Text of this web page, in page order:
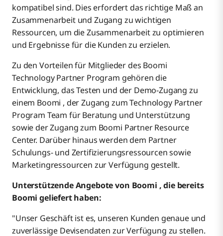
kompatibel sind. Dies erfordert das richtige Maß an
Zusammenarbeit und Zugang zu wichtigen
Ressourcen, um die Zusammenarbeit zu optimieren
und Ergebnisse für die Kunden zu erzielen.
Zu den Vorteilen für Mitglieder des Boomi
Technology Partner Program gehören die
Entwicklung, das Testen und der Demo-Zugang zu
einem Boomi , der Zugang zum Technology Partner
Program Team für Beratung und Unterstützung
sowie der Zugang zum Boomi Partner Resource
Center. Darüber hinaus werden dem Partner
Schulungs- und Zertifizierungsressourcen sowie
Marketingressourcen zur Verfügung gestellt.
Unterstützende Angebote von Boomi , die bereits
Boomi geliefert haben:
"Unser Geschäft ist es, unseren Kunden genaue und
zuverlässige Devisendaten zur Verfügung zu stellen.